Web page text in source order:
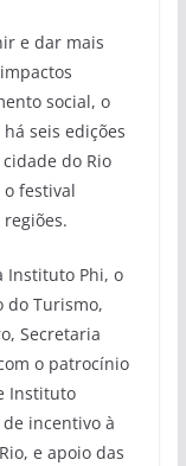
e dar mais
social, o
seis edições
do Rio
o festival
Instituto Phi, o
do Turismo,
Secretaria
o patrocínio
Instituto
incentivo à
e apoio das